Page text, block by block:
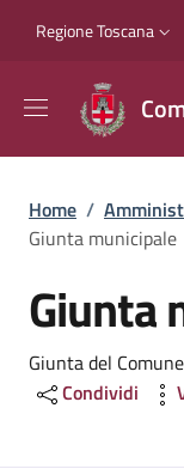
Slim top
Regione Toscana
Briciole
Home /
Giunta municipale
Giunta
Dettagli
Giunta del
Condividi